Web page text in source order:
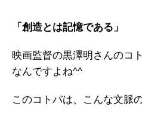
マーケティング塾
「創造とは記憶である」
映画監督の黒澤明さんのコ
なんですよね^^
このコトバは、こんな文脈